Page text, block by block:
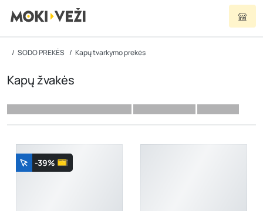
SODO PREKĖS Kapų tvarkymo prekės
Kapų žvakės
-39%